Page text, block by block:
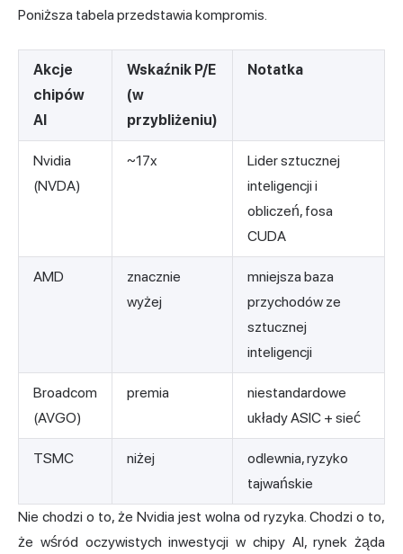
Poniższa tabela przedstawia kompromis.
Akcje
chipów
AI
Wskaźnik P/E
(w
przybliżeniu)
Notatka
Nvidia
(NVDA)
~17x
Lider sztucznej
inteligencji i
obliczeń, fosa
CUDA
AMD
znacznie
wyżej
mniejsza baza
przychodów ze
sztucznej
inteligencji
Broadcom
(AVGO)
premia
niestandardowe
układy ASIC + sieć
TSMC niżej
odlewnia, ryzyko
tajwańskie
Nie chodzi o to, że Nvidia jest wolna od ryzyka. Chodzi o to,
że wśród oczywistych inwestycji w chipy AI, rynek żąda